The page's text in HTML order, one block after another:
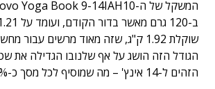
שוקלת 1.92 ק"ג, שזה מאוד מרשים עבור
הזהים ל-14 אינץ' – מה שמוסיף לכל מסך כ-10% שטח תצוגה.